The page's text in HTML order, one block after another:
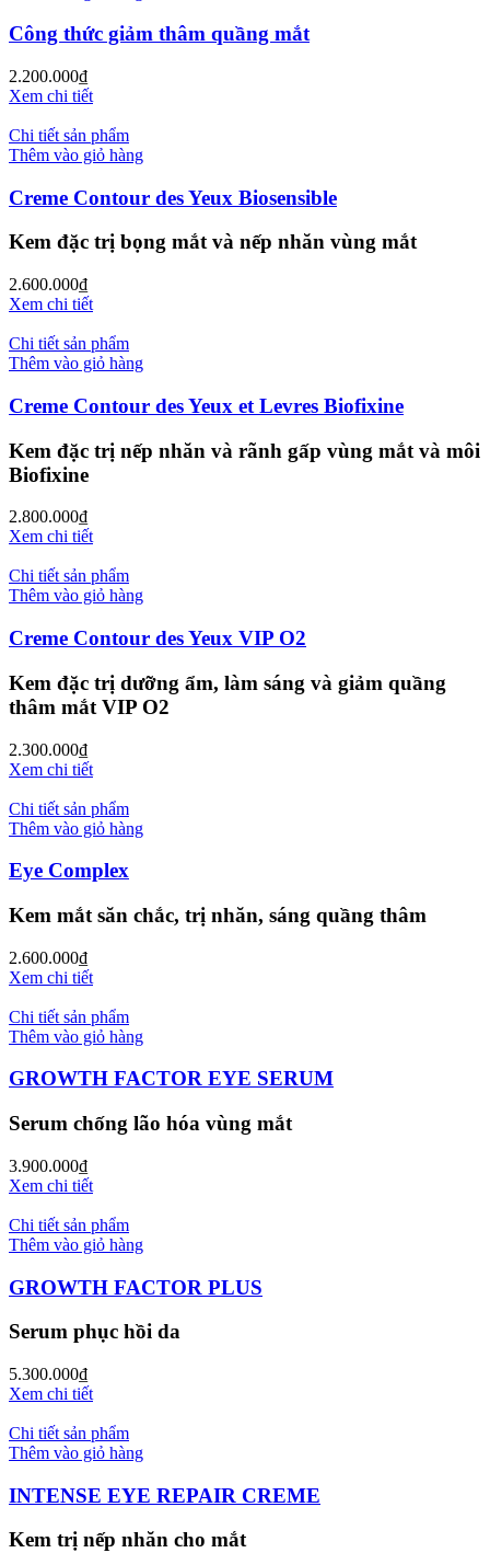
Công thức giảm thâm quầng mắt
2.200.000₫
Xem chi tiết
Chi tiết sản phẩm
Thêm vào giỏ hàng
Creme Contour des Yeux Biosensible
Kem đặc trị bọng mắt và nếp nhăn vùng mắt
2.600.000₫
Xem chi tiết
Chi tiết sản phẩm
Thêm vào giỏ hàng
Creme Contour des Yeux et Levres Biofixine
Kem đặc trị nếp nhăn và rãnh gấp vùng mắt và môi
Biofixine
2.800.000₫
Xem chi tiết
Chi tiết sản phẩm
Thêm vào giỏ hàng
Creme Contour des Yeux VIP O2
Kem đặc trị dưỡng ẩm, làm sáng và giảm quầng
thâm mắt VIP O2
2.300.000₫
Xem chi tiết
Chi tiết sản phẩm
Thêm vào giỏ hàng
Eye Complex
Kem mắt săn chắc, trị nhăn, sáng quầng thâm
2.600.000₫
Xem chi tiết
Chi tiết sản phẩm
Thêm vào giỏ hàng
GROWTH FACTOR EYE SERUM
Serum chống lão hóa vùng mắt
3.900.000₫
Xem chi tiết
Chi tiết sản phẩm
Thêm vào giỏ hàng
GROWTH FACTOR PLUS
Serum phục hồi da
5.300.000₫
Xem chi tiết
Chi tiết sản phẩm
Thêm vào giỏ hàng
INTENSE EYE REPAIR CREME
Kem trị nếp nhăn cho mắt